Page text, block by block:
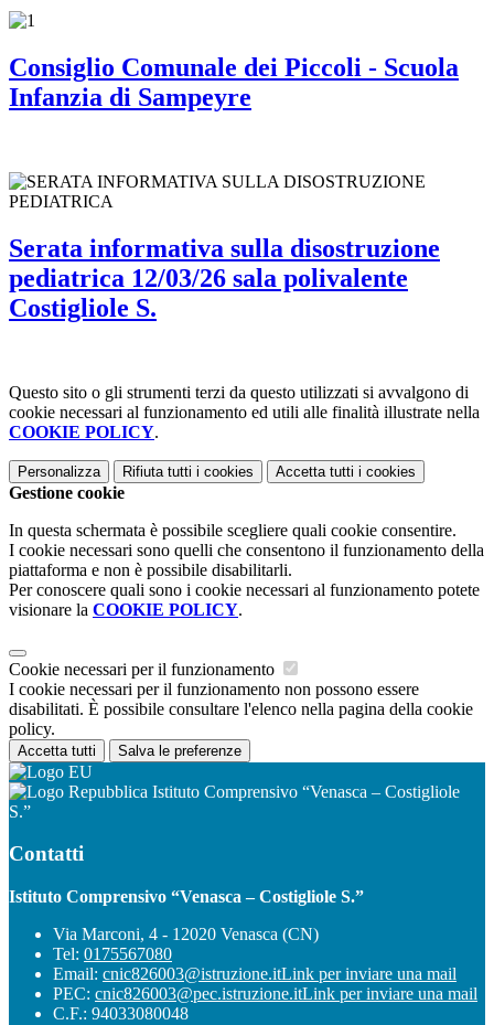
Consiglio Comunale dei Piccoli - Scuola
Infanzia di Sampeyre
Serata informativa sulla disostruzione
pediatrica 12/03/26 sala polivalente
Costigliole S.
Questo sito o gli strumenti terzi da questo utilizzati si avvalgono di
cookie necessari al funzionamento ed utili alle finalità illustrate nella
COOKIE POLICY.
Personalizza Rifiuta tutti i cookies Accetta tutti i cookies
Gestione cookie
In questa schermata è possibile scegliere quali cookie consentire.
I cookie necessari sono quelli che consentono il funzionamento della
piattaforma e non è possibile disabilitarli.
Per conoscere quali sono i cookie necessari al funzionamento potete
visionare la COOKIE POLICY.
Cookie necessari per il funzionamento
I cookie necessari per il funzionamento non possono essere
disabilitati. È possibile consultare l'elenco nella pagina della cookie
policy.
Accetta tutti Salva le preferenze
Istituto Comprensivo “Venasca – Costigliole
S.”
Contatti
Istituto Comprensivo “Venasca – Costigliole S.”
Via Marconi, 4 - 12020 Venasca (CN)
Tel: 0175567080
Email: cnic826003@istruzione.itLink per inviare una mail
PEC: cnic826003@pec.istruzione.itLink per inviare una mail
C.F.: 94033080048